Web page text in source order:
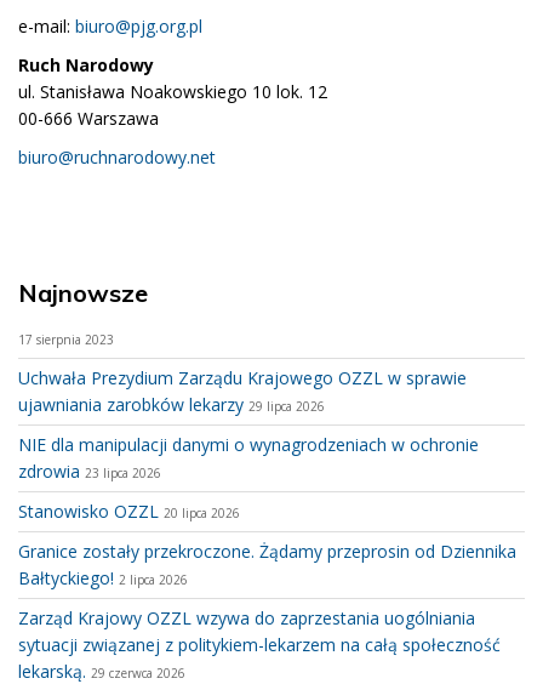
e-mail: biuro@pjg.org.pl
Ruch Narodowy
ul. Stanisława Noakowskiego 10 lok. 12
00-666 Warszawa
biuro@ruchnarodowy.net
Najnowsze
17 sierpnia 2023
Uchwała Prezydium Zarządu Krajowego OZZL w sprawie
ujawniania zarobków lekarzy 29 lipca 2026
NIE dla manipulacji danymi o wynagrodzeniach w ochronie
zdrowia 23 lipca 2026
Stanowisko OZZL 20 lipca 2026
Granice zostały przekroczone. Żądamy przeprosin od Dziennika
Bałtyckiego! 2 lipca 2026
Zarząd Krajowy OZZL wzywa do zaprzestania uogólniania
sytuacji związanej z politykiem-lekarzem na całą społeczność
lekarską. 29 czerwca 2026